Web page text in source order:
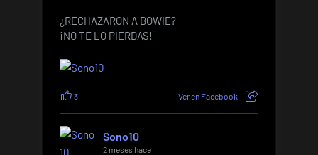
¿RECHAZARON A BOWIE?
¡NO TE LO PIERDAS!
3 Ver en Facebook
Sono10
2 meses hace